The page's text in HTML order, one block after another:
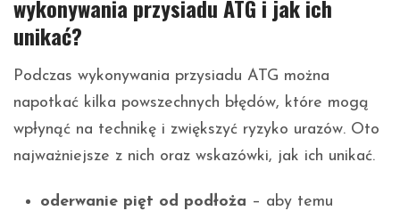
wykonywania przysiadu ATG i jak ich
unikać?
Podczas wykonywania przysiadu ATG można
napotkać kilka powszechnych błędów, które mogą
wpłynąć na technikę i zwiększyć ryzyko urazów. Oto
najważniejsze z nich oraz wskazówki, jak ich unikać.
oderwanie pięt od podłoża – aby temu